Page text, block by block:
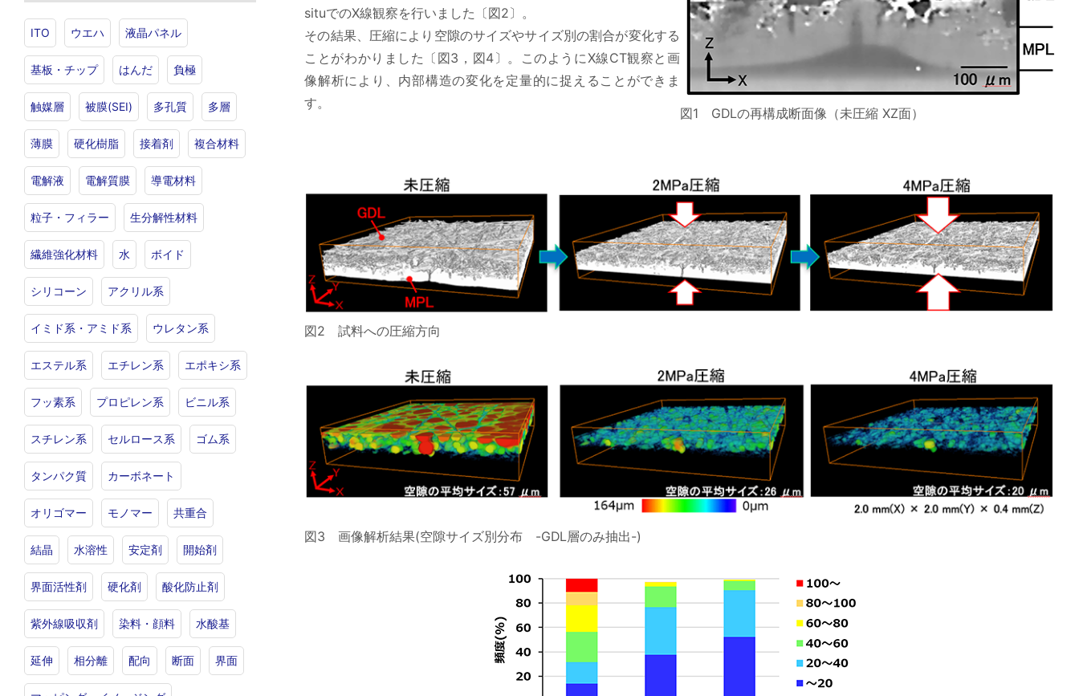
situでのX線観察を行いました〔図2〕。
その結果、圧縮により空隙のサイズやサイズ別の割合が変化する
ことがわかりました〔図3，図4〕。このようにX線CT観察と画
像解析により、内部構造の変化を定量的に捉えることができま
す。
図1 GDLの再構成断面像（未圧縮 XZ面）
図2 試料への圧縮方向
図3 画像解析結果(空隙サイズ別分布 -GDL層のみ抽出-)
ITO ウエハ 液晶パネル
基板・チップ はんだ 負極
触媒層 被膜(SEI) 多孔質 多層
薄膜 硬化樹脂 接着剤 複合材料
電解液 電解質膜 導電材料
粒子・フィラー 生分解性材料
繊維強化材料 水 ボイド
シリコーン アクリル系
イミド系・アミド系 ウレタン系
エステル系 エチレン系 エポキシ系
フッ素系 プロピレン系 ビニル系
スチレン系 セルロース系 ゴム系
タンパク質 カーボネート
オリゴマー モノマー 共重合
結晶 水溶性 安定剤 開始剤
界面活性剤 硬化剤 酸化防止剤
紫外線吸収剤 染料・顔料 水酸基
延伸 相分離 配向 断面 界面